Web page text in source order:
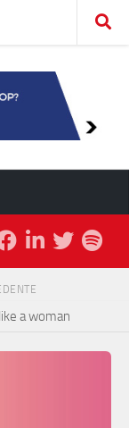
a woman